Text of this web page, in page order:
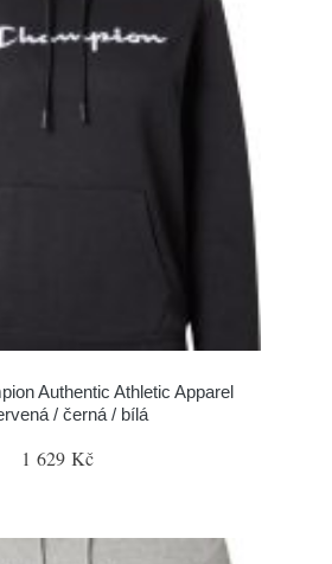
Authentic Athletic Apparel
/ černá / bílá
1 629 Kč